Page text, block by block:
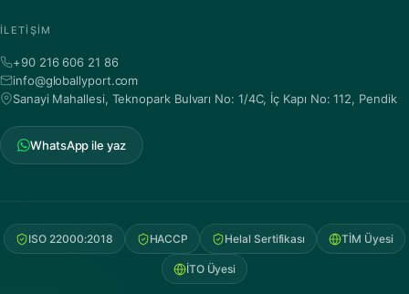
İLETIŞIM
+90 216 606 21 86
info@globallyport.com
Sanayi Mahallesi, Teknopark Bulvarı No: 1/4C, İç Kapı No: 112, Pendik
WhatsApp ile yaz
ISO 22000:2018 HACCP Helal Sertifikası TİM Üyesi
İTO Üyesi